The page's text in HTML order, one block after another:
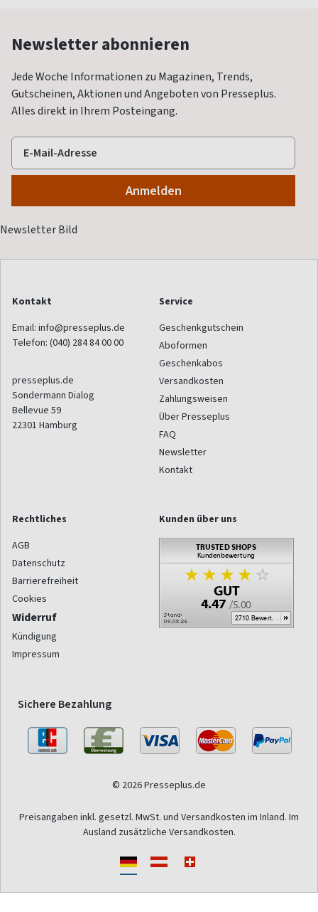
Newsletter abonnieren
Jede Woche Informationen zu Magazinen, Trends,
Gutscheinen, Aktionen und Angeboten von Presseplus.
Alles direkt in Ihrem Posteingang.
Kontakt
Email: info@presseplus.de
Telefon: (040) 284 84 00 00
presseplus.de
Sondermann Dialog
Bellevue 59
22301 Hamburg
Service
Geschenkgutschein
Aboformen
Geschenkabos
Versandkosten
Zahlungsweisen
Über Presseplus
FAQ
Newsletter
Kontakt
Rechtliches
AGB
Datenschutz
Barrierefreiheit
Cookies
Widerruf
Kündigung
Impressum
Kunden über uns
Sichere Bezahlung
© 2026 Presseplus.de
Preisangaben inkl. gesetzl. MwSt. und Versandkosten im Inland. Im
Ausland zusätzliche Versandkosten.